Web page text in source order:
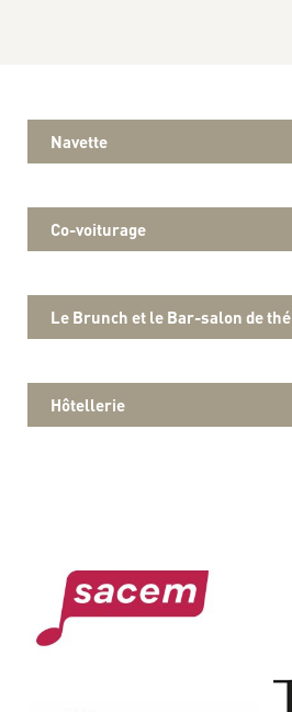
Navette
Co-voiturage
Le Brunch et le Bar-salon de thé
Hôtellerie